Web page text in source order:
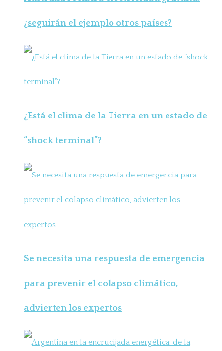
¿seguirán el ejemplo otros países?
¿Está el clima de la Tierra en un estado de
“shock terminal”?
Se necesita una respuesta de emergencia
para prevenir el colapso climático,
advierten los expertos